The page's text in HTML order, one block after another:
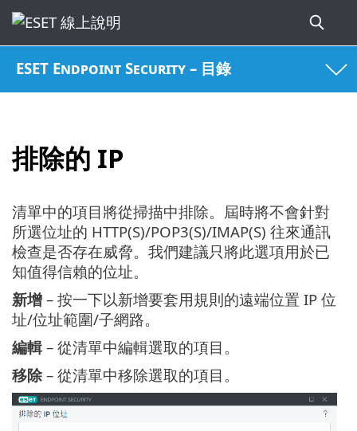
ESET Endpoint Security – 目錄
排除的 IP
清單中的項目將從掃描中排除。屆時將不會針對
所選位址的 HTTP(S)/POP3(S)/IMAP(S) 往來通訊
檢查是否存在威脅。我們建議只將此選項用於已
知值得信賴的位址。
新增 – 按一下以新增要套用規則的遠端位置 IP 位
址/位址範圍/子網路。
編輯– 從清單中編輯選取的項目。
移除 – 從清單中移除選取的項目。